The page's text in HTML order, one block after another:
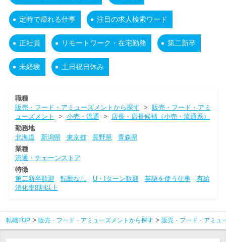
定時で帰れる仕事 注目の求人検索ワード
正社員 リモートワーク・在宅勤務 第二新卒
未経験 土日祝日休み
職種
販売・フード・アミューズメントから探す > 販売・フード・アミ
ューズメント
> 小売・流通 > 店長・店長候補（小売・流通系）
勤務地
北海道
新潟県 東京都 長野県
青森県
業種
流通・チェーンストア
特徴
第二新卒歓迎
転勤なし U・Iターン歓迎 英語を使う仕事
有給
消化率8割以上
転職TOP 販売・フード・アミューズメントから探す 販売・フード・アミュ